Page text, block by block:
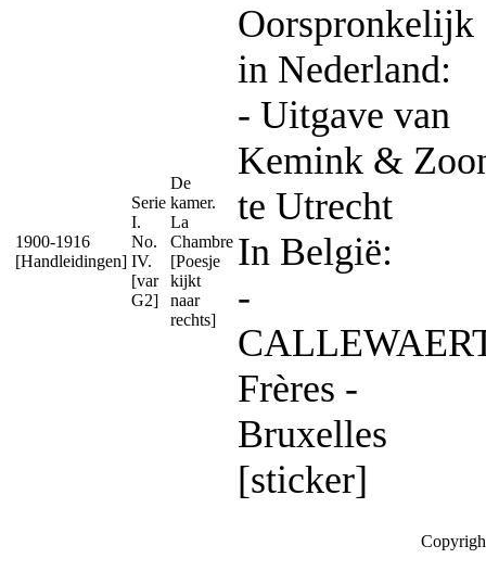
1900-1916
[Handleidingen]
Serie
I.
No.
IV.
[var
G2]
De
kamer.
La
Chambre
[Poesje
kijkt
naar
rechts]
Oorspronkelijk
in Nederland:
- Uitgave van
Kemink &
te Utrecht
In België:
-
Frères -
Bruxelles
[sticker]